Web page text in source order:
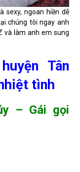
sexy, ngoan hiền dễ
chúng tôi ngay anh
và làm anh em sung
Tân
tình
– Gái gọi